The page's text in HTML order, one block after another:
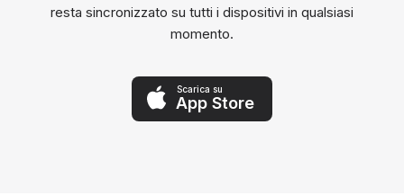
resta sincronizzato su tutti i dispositivi in qualsiasi
momento.
Scarica su
App Store